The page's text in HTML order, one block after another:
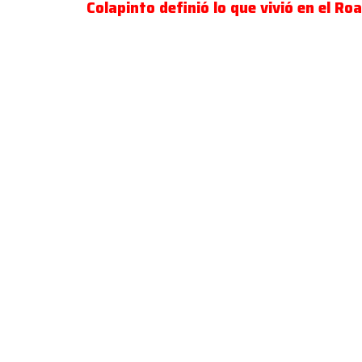
Colapinto definió lo que vivió en el